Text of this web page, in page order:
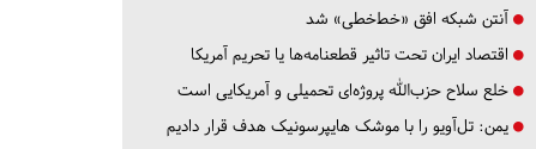
آنتن شبکه افق «خط‌خطی» شد
اقتصاد ایران تحت تاثیر قطعنامه‌ها یا تحریم‌ آمریکا
خلع سلاح حزب‌الله پروژه‌ای تحمیلی و آمریکایی است
یمن: تل‌آویو را با موشک هایپرسونیک هدف قرار دادیم